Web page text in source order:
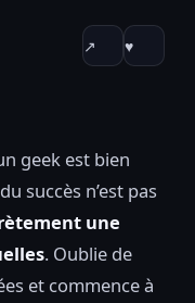
↗ ♥
geek est bien
succès n’est pas
une
. Oublie de
et commence à